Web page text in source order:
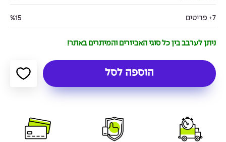
7+ פריטים %15
ניתן לערבב בין כל סוגי האביזרים והמיתרים באתר!
הוספה לסל